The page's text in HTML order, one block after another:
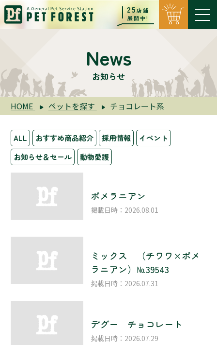
25店舗
展開中!
News
お知らせ
HOME ペットを探す チョコレート系
ALL おすすめ商品紹介 採用情報
イベント
お知らせ＆セール
動物愛護
ポメラニアン
掲載日時：2026.08.01
ミックス （チワワ×ポメ
ラニアン）№39543
掲載日時：2026.07.31
デグー チョコレート
掲載日時：2026.07.29